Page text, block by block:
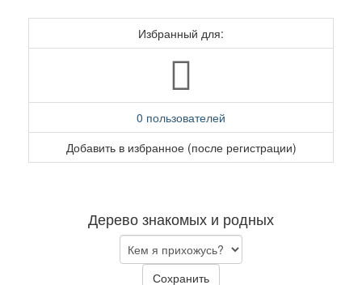
Избранный для:
0 пользователей
Добавить в избранное (после регистрации)
Дерево знакомых и родных
Сохранить